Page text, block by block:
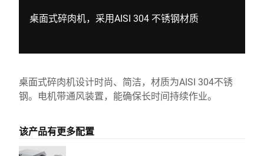
桌面式碎肉机，采用AISI 304 不锈钢材质
桌面式碎肉机设计时尚、简洁，材质为AISI 304不锈
钢。电机带通风装置，能确保长时间持续作业。
该产品有更多配置